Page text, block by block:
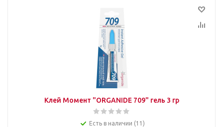
Клей Момент "ORGANIDE 709" гель 3 гр
Есть в наличии (11)